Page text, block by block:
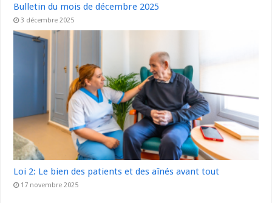
Bulletin du mois de décembre 2025
3 décembre 2025
Loi 2: Le bien des patients et des aînés avant tout
17 novembre 2025